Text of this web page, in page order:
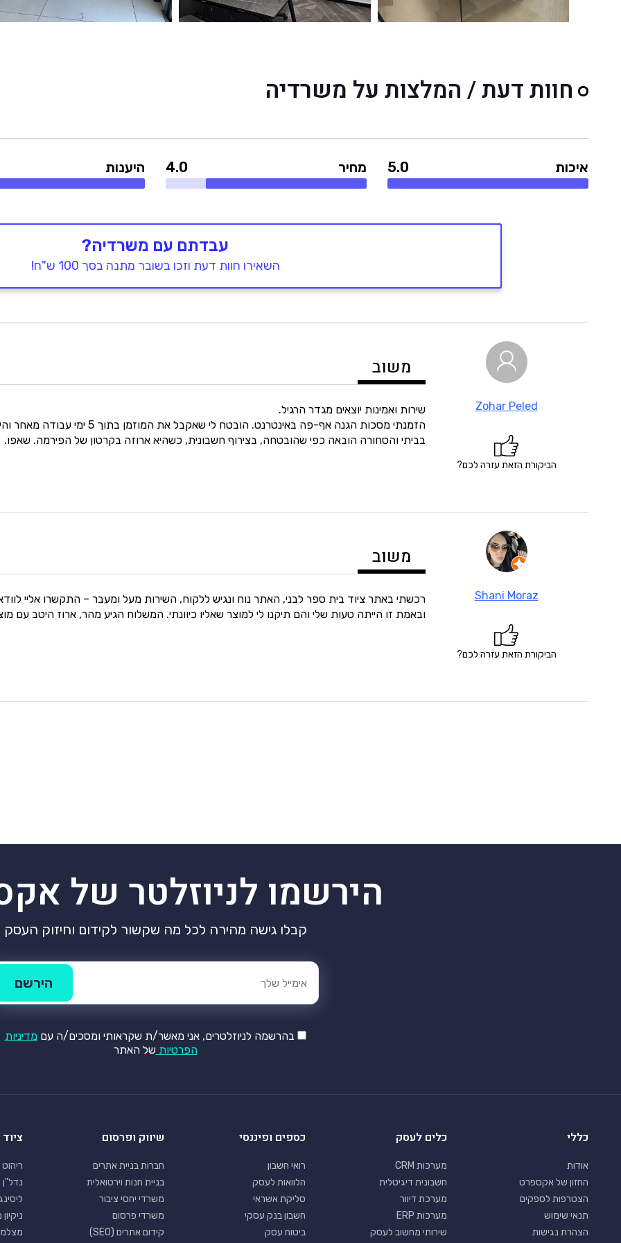
חוות דעת / המלצות על משרדיה
איכות 5.0 מחיר 4.0 היענות
עבדתם עם משרדיה?
השאירו חוות דעת וזכו בשובר מתנה בסך 100 ש"ח!
Zohar Peled
הביקורת הזאת עזרה לכם?
משוב
שירות ואמינות יוצאים מגדר הרגיל.
הזמנתי מסכות הגנה אף-פה באינטרנט.
בביתי והסחורה הובאה כפי שהובטחה, בצירוף חשבונית, כשהיא ארוזה בקרטון של הפירמה. שאפו.
Shani Moraz
הביקורת הזאת עזרה לכם?
משוב
רכשתי באתר ציוד בית ספר לבני, האתר נוח ונגיש ללקוח, השירות מעל ומעבר – התקשרו אליי
ובאמת זו הייתה טעות שלי והם תיקנו לי למוצר שאליו כיוונתי. המשלוח הגיע מהר, ארוז היטב עם
הירשמו לניוזלטר של
קבלו גישה מהירה לכל מה שקשור לקידום וחיזוק העסק
בהרשמה לניוזלטרים, אני מאשר/ת שקראותי ומסכים/ה עם מדיניות
הפרטיות של האתר
כללי
אודות
החזון של אקספרט
הצטרפות לספקים
תנאי שימוש
הצהרת נגישות
כלים לעסק
מערכות CRM
חשבונית דיגיטלית
מערכת דיוור
מערכות ERP
שירותי מחשוב לעסק
כספים ופיננסי
רואי חשבון
הלוואות לעסק
סליקת אשראי
חשבון בנק עסקי
ביטוח עסק
שיווק ופרסום
חברות בניית אתרים
בניית חנות וירטואלית
משרדי יחסי ציבור
משרדי פרסום
קידום אתרים (SEO)